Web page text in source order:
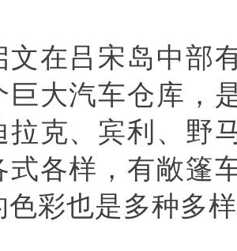
文在吕宋岛中部
巨大汽车仓库，
拉克、宾利、野
式各样，有敞篷
色彩也是多种多